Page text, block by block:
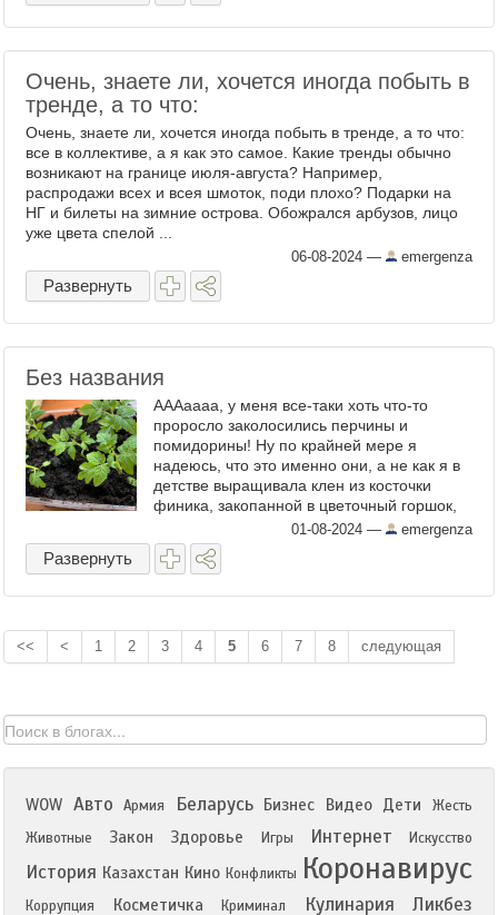
Очень, знаете ли, хочется иногда побыть в
тренде, а то что:
Очень, знаете ли, хочется иногда побыть в тренде, а то что:
все в коллективе, а я как это самое. Какие тренды обычно
возникают на границе июля-августа? Например,
распродажи всех и всея шмоток, поди плохо? Подарки на
НГ и билеты на зимние острова. Обожрался арбузов, лицо
уже цвета спелой ...
06-08-2024 — emergenza
Развернуть
Без названия
АААаааа, у меня все-таки хоть что-то
проросло заколосились перчины и
помидорины! Ну по крайней мере я
надеюсь, что это именно они, а не как я в
детстве выращивала клен из косточки
финика, закопанной в цветочный горшок,
потому что лень было идти до мусорки.
Вообще, нормальные люди таким ...
01-08-2024 — emergenza
Развернуть
<< < 1 2 3 4 5 6 7 8 следующая
WOW Авто Армия Беларусь Бизнес Видео Дети
Жесть
Животные
Закон Здоровье Игры Интернет Искусство
История Казахстан Кино Конфликты Коронавирус
Коррупция Косметичка Криминал Кулинария Ликбез